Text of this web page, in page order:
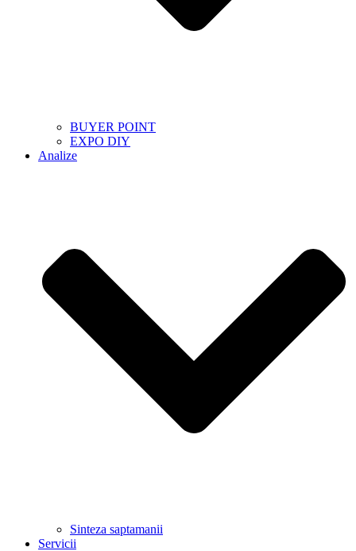
BUYER POINT
EXPO DIY
Analize
Sinteza saptamanii
Servicii